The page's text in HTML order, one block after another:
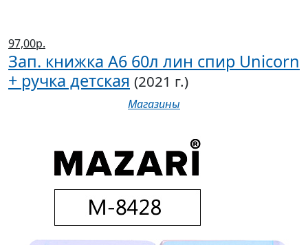
97,00р.
Зап. книжка А6 60л лин спир Unicorn
+ ручка детская (2021 г.)
Магазины